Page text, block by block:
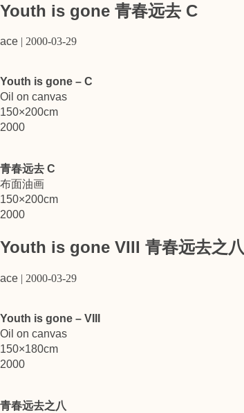
Youth is gone 青春远去 C
ace | 2000-03-29
Youth is gone – C
Oil on canvas
150×200cm
2000
青春远去 C
布面油画
150×200cm
2000
Youth is gone VIII 青春远去之八
ace | 2000-03-29
Youth is gone – VIII
Oil on canvas
150×180cm
2000
青春远去之八